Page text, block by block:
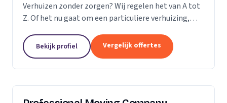
Verhuizen zonder zorgen? Wij regelen het van A tot
Z. Of het nu gaat om een particuliere verhuizing,
snel, zorgvuldig en betrouwbaar. Van inpakken en
monteren tot transport en tijdelijke opslag — u
kunt op ons rekenen. Met onze professionele
Bekijk profiel Vergelijk offertes